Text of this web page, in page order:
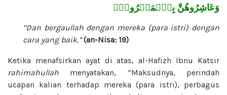
وَعَاشِرُوهُنَّ بِٱلۡمَعۡرُوفِۚ
“Dan bergaullah dengan mereka (para istri) dengan
cara yang baik.”(an-Nisa: 19)
Ketika menafsirkan ayat di atas, al-Hafizh Ibnu Katsir
rahimahullah menyatakan, “Maksudnya, perindah
ucapan kalian terhadap mereka (para istri), perbagus